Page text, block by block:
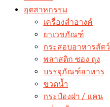
อุตสาหกรรม
เครื่องสำอางค์
ยาเวชภัณฑ์
กระสอบอาหารสัตว์
พลาสติก ซอง ถุง
บรรจุภัณฑ์อาหาร
ขวดน้ำ
กระป๋องฝา / แคน